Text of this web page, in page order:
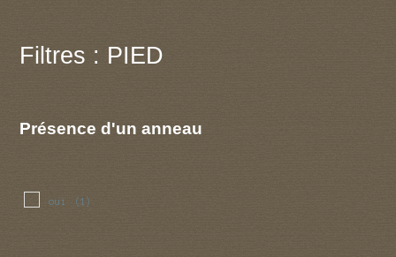
Filtres : PIED
Présence d'un anneau
oui (1)